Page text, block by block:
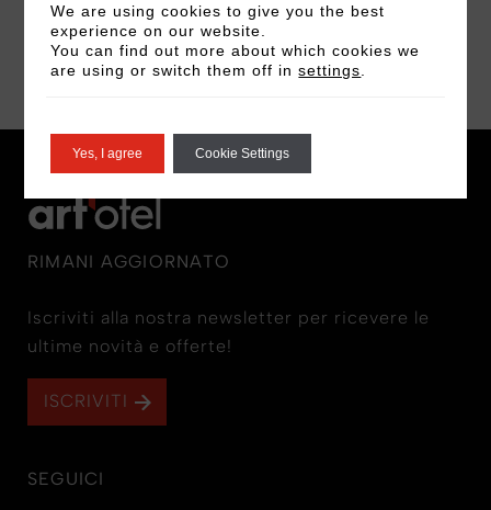
RIMANI AGGIORNATO
Iscriviti alla nostra newsletter per ricevere le
ultime novità e offerte!
ISCRIVITI
SEGUICI
We are using cookies to give you the best
experience on our website.
You can find out more about which cookies we
are using or switch them off insettings
Yes, I agree Cookie Settings